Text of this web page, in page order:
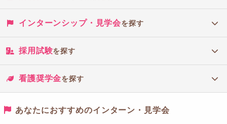
インターンシップ・見学会を探す
採用試験を探す
看護奨学金を探す
あなたにおすすめのインターン・見学会